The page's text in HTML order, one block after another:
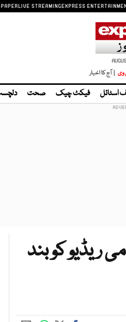
LIVE STREAMINGEXPRESS
وی | آج کا اخبار
اسٹائل فیکٹ چیک صحت
ریڈیو کو بند